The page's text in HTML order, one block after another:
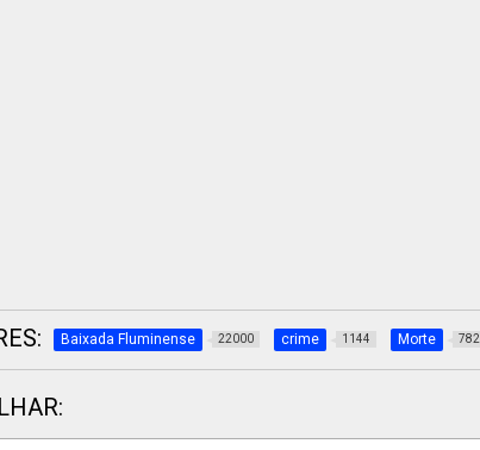
Baixada Fluminense 22000 crime 1144 Morte 782